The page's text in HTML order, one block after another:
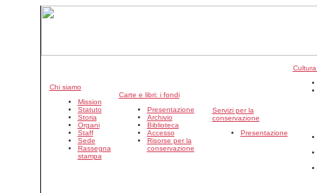
Chi siamo
Mission
Statuto
Storia
Organi
Staff
Sede
Rassegna
stampa
Carte e libri: i fondi
Presentazione
Archivio
Biblioteca
Accesso
Risorse per la
conservazione
Servizi per la
conservazione
Presentazione